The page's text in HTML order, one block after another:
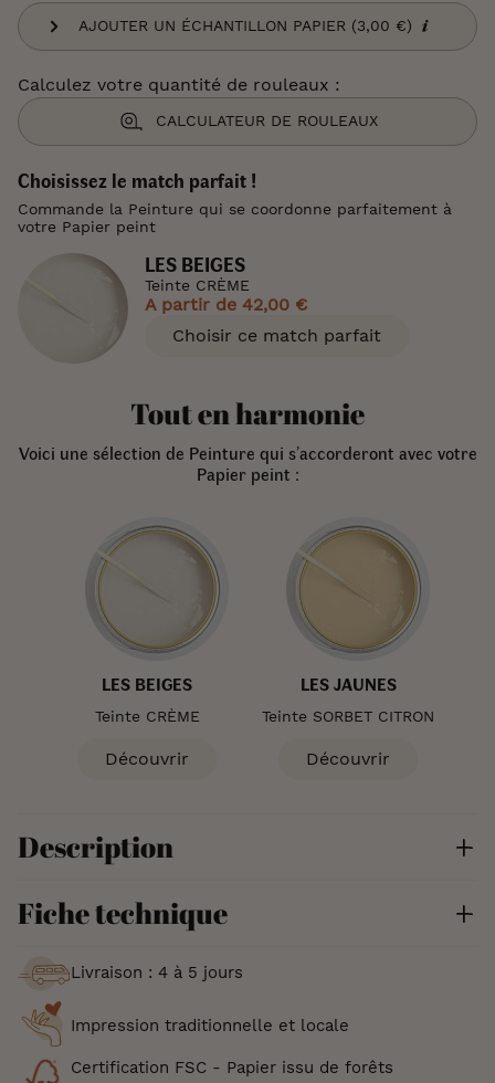
AJOUTER UN ÉCHANTILLON PAPIER (3,00 €)
Calculez votre quantité de rouleaux :
CALCULATEUR DE ROULEAUX
Choisissez le match parfait !
Commande la Peinture qui se coordonne parfaitement à
votre Papier peint
LES BEIGES
Teinte CRÈME
A partir de 42,00 €
Choisir ce match parfait
Tout en harmonie
Voici une sélection de Peinture qui s’accorderont avec votre
Papier peint :
LES BEIGES
Teinte CRÈME
Découvrir
LES JAUNES
Teinte SORBET CITRON
Découvrir
Description
Fiche technique
Livraison : 4 à 5 jours
Impression traditionnelle et locale
Certification FSC - Papier issu de forêts